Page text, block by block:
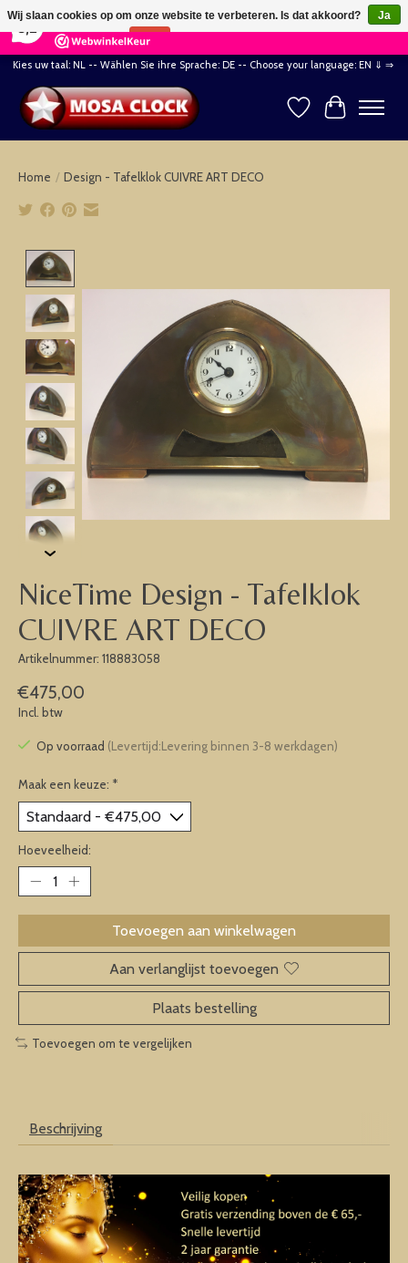
164 Reviews ×
Kies uw taal: NL -- Wählen Sie ihre Sprache: DE -- Choose your language: EN ⇓ ⇒
Verlanglijst
Home / Design - Tafelklok CUIVRE ART DECO
NiceTime Design - Tafelklok
CUIVRE ART DECO
Artikelnummer: 118883058
€475,00
Incl. btw
Op voorraad (Levertijd:Levering binnen 3-8 werkdagen)
Maak een keuze: *
Hoeveelheid:
Toevoegen aan winkelwagen
Aan verlanglijst toevoegen
Plaats bestelling
Toevoegen om te vergelijken
Beschrijving
Wij slaan cookies op om onze website te verbeteren. Is dat akkoord?
Ja
Nee